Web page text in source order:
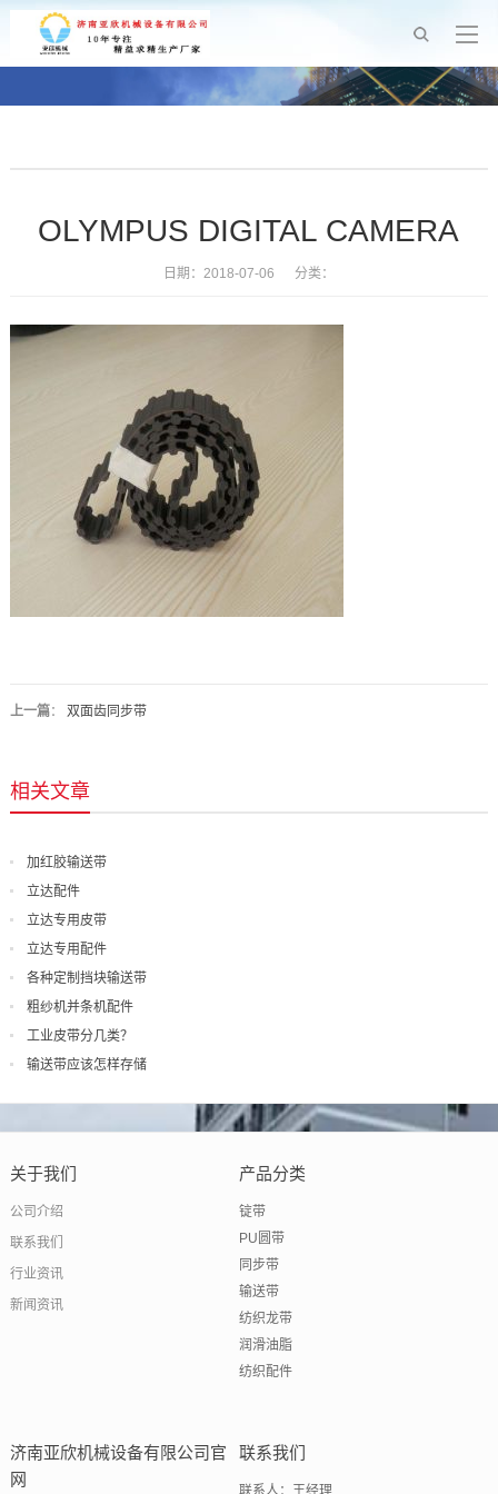
OLYMPUS DIGITAL CAMERA
日期：2018-07-06 分类：
上一篇： 双面齿同步带
相关文章
加红胶输送带
立达配件
立达专用皮带
立达专用配件
各种定制挡块输送带
粗纱机并条机配件
工业皮带分几类？
输送带应该怎样存储
关于我们
公司介绍
联系我们
行业资讯
新闻资讯
产品分类
锭带
PU圆带
同步带
输送带
纺织龙带
润滑油脂
纺织配件
济南亚欣机械设备有限公司官
网
联系我们